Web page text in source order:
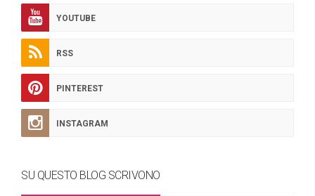
YOUTUBE
RSS
PINTEREST
INSTAGRAM
SU QUESTO BLOG SCRIVONO